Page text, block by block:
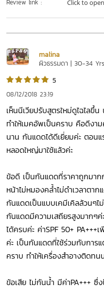
Review link : Click to open
malina
ผิวธรรมดา | 30-34
5
08/12/2018 23:19
เห็นนีเวียปรับสูตรใหม่ดูไฉไลขึ้
ทำให้เมคอัพเป็นคราบ คือดีงา
นาน กันแดดได้ดีเยี่ยมค่ะ ตอน
หลอดใหญ่มาใช้แล้วค่ะ
ข้อดี เป็นกันแดดที่ราคาถูกมา
หน้าไม่หมองคล้ำไม่ดำเวลาตา
กันแดดเป็นแบบเคมีเคิลล้วนๆไ
กันแดดมีความเสถียรสูงมากๆ
ได้ครบค่ะ ค่าSPF 50+
ค่ะ เป็นกันแดดที่ใช้ร่วมกับการ
คราบ ทำให้เครื่องสำอางติดท
ข้อเสีย ไม่กันน้ำ มีค่าPA+++ ซึ่